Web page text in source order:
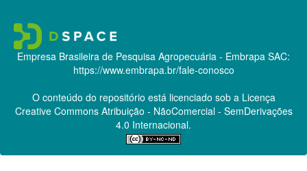
Empresa Brasileira de Pesquisa Agropecuária - Embrapa SAC:
https://www.embrapa.br/fale-conosco
O conteúdo do repositório está licenciado sob a Licença
Creative CommonsAtribuição - NãoComercial - SemDerivações
4.0 Internacional.